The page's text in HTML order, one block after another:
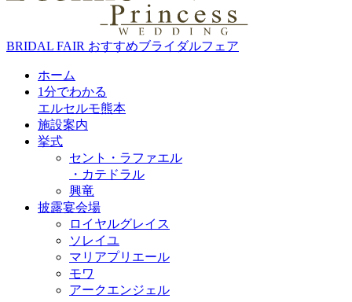
BRIDAL FAIR おすすめブライダルフェア
ホーム
1分でわかる
エルセルモ熊本
施設案内
挙式
セント・ラファエル
・カテドラル
興竜
披露宴会場
ロイヤルグレイス
ソレイユ
マリアプリエール
モワ
アークエンジェル